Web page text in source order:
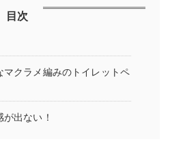
目次
マクラメ編みのトイレットペ
出ない！